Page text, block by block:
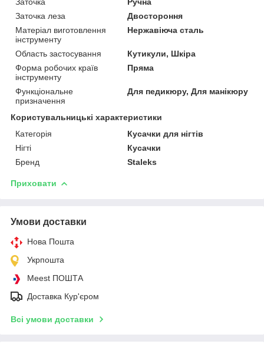
Заточка леза
Двостороння
Матеріал виготовлення
інструменту
Нержавіюча сталь
Область застосування
Кутикули, Шкіра
Форма робочих країв
інструменту
Пряма
Функціональне
призначення
Для педикюру, Для манікюру
Користувальницькі характеристики
Категорія
Кусачки для нігтів
Нігті
Кусачки
Бренд
Staleks
Приховати
Умови доставки
Нова Пошта
Укрпошта
Meest ПОШТА
Доставка Кур'єром
Всі умови доставки